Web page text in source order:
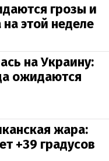
грозы и
этой неделе
на Украину:
ожидаются
жара:
+39 градусов